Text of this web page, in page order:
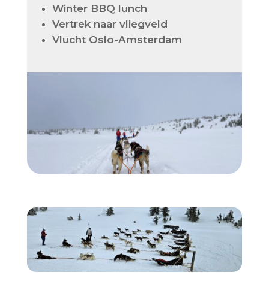
Winter BBQ lunch
Vertrek naar vliegveld
Vlucht Oslo-Amsterdam